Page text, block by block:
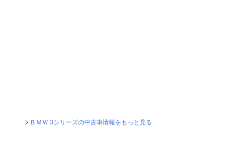
ＢＭＷ 3シリーズの中古車情報をもっと見る